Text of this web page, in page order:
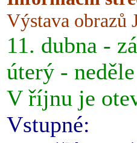
Výstava obrazů
11. dubna -
úterý -
V říjnu je
Vstupné: